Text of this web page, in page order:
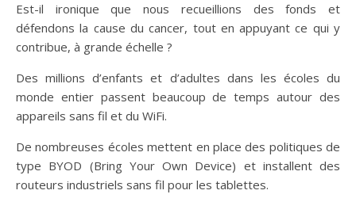
Est-il ironique que nous recueillions des fonds et
défendons la cause du cancer, tout en appuyant ce qui y
contribue, à grande échelle ?
Des millions d’enfants et d’adultes dans les écoles du
monde entier passent beaucoup de temps autour des
appareils sans fil et du WiFi.
De nombreuses écoles mettent en place des politiques de
type BYOD (Bring Your Own Device) et installent des
routeurs industriels sans fil pour les tablettes.